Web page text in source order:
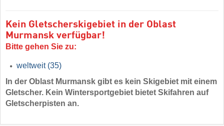
Kein Gletscherskigebiet in der Oblast
Murmansk verfügbar!
Bitte gehen Sie zu:
weltweit(35)
In der Oblast Murmansk gibt es kein Skigebiet mit einem
Gletscher. Kein Wintersportgebiet bietet Skifahren auf
Gletscherpisten an.